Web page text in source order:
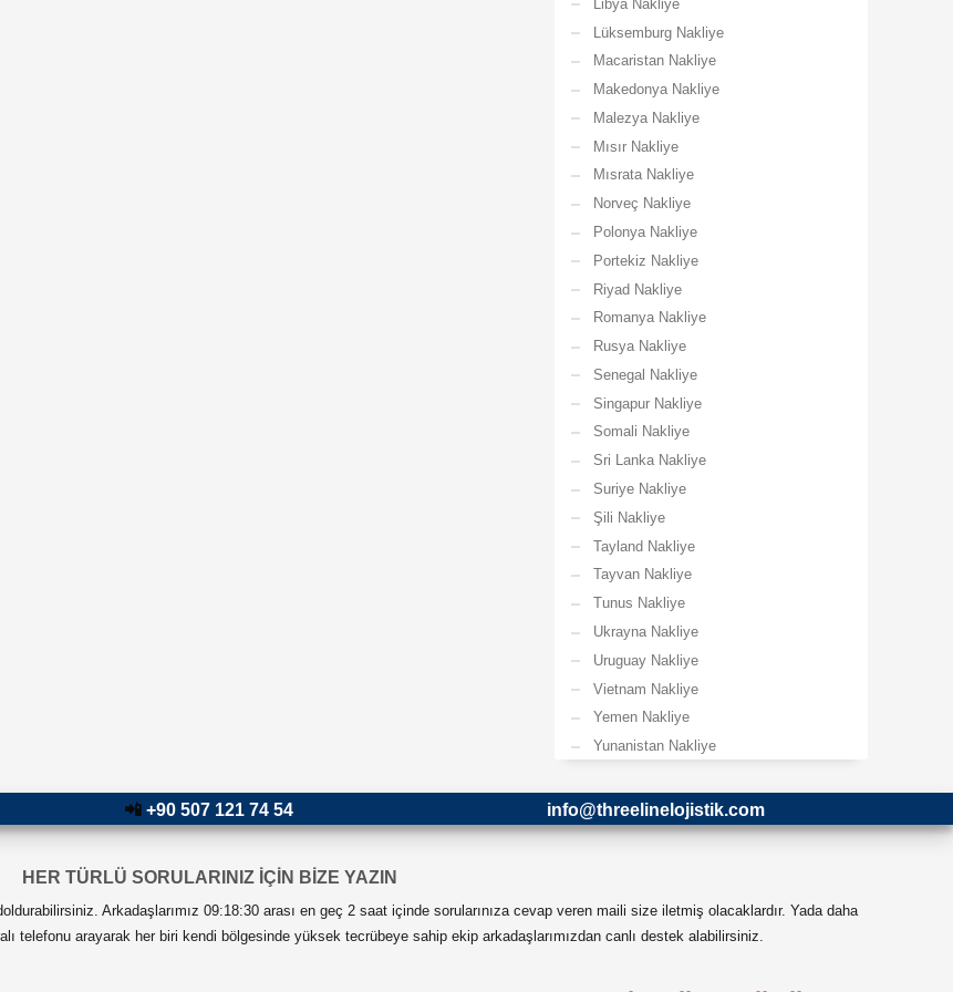
Libya Nakliye
Lüksemburg Nakliye
Macaristan Nakliye
Makedonya Nakliye
Malezya Nakliye
Mısır Nakliye
Mısrata Nakliye
Norveç Nakliye
Polonya Nakliye
Portekiz Nakliye
Riyad Nakliye
Romanya Nakliye
Rusya Nakliye
Senegal Nakliye
Singapur Nakliye
Somali Nakliye
Sri Lanka Nakliye
Suriye Nakliye
Şili Nakliye
Tayland Nakliye
Tayvan Nakliye
Tunus Nakliye
Ukrayna Nakliye
Uruguay Nakliye
Vietnam Nakliye
Yemen Nakliye
Yunanistan Nakliye
📲+90 507 121 74 54 info@threelinelojistik.com
HER TÜRLÜ SORULARINIZ İÇİN BİZE YAZIN
Arkadaşlarımız 09:18:30 arası en geç 2 saat içinde sorularınıza cevap veren maili size iletmiş olacaklardır. Yada daha
telefonu arayarak her biri kendi bölgesinde yüksek tecrübeye sahip ekip arkadaşlarımızdan canlı destek alabilirsiniz.